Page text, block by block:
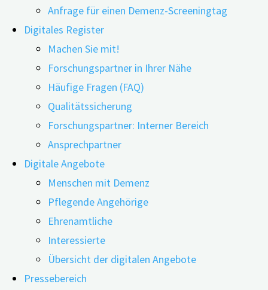
Anfrage für einen Demenz-Screeningtag
Digitales Register
Machen Sie mit!
Forschungspartner in Ihrer Nähe
Häufige Fragen (FAQ)
Qualitätssicherung
Forschungspartner: Interner Bereich
Ansprechpartner
Digitale Angebote
Menschen mit Demenz
Pflegende Angehörige
Ehrenamtliche
Interessierte
Übersicht der digitalen Angebote
Pressebereich
Bauen sich die kognitiven Fähigkeiten bei Menschen mit
Demenz ab, erschwert dies alltägliche Handlungen und
persönlich bedeutsame Aktivitäten oder macht diese
sogar unmöglich. Der Einsatz von Ergotherapie kann
dabei helfen, die Selbstständigkeit von Betroffenen
möglichst lange aufrecht zu erhalten und somit das
Wohlbefinden und die Lebensqualität zu stärken. Einige
wissenschaftliche …